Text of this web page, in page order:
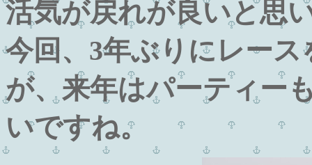
活気が戻れが良いと思
今回、3年ぶりにレー
が、来年はパーティー
いですね。